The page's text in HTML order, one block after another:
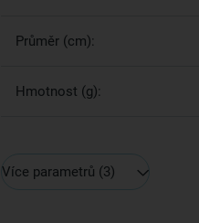
Průměr (cm):
Hmotnost (g):
Více parametrů (3)